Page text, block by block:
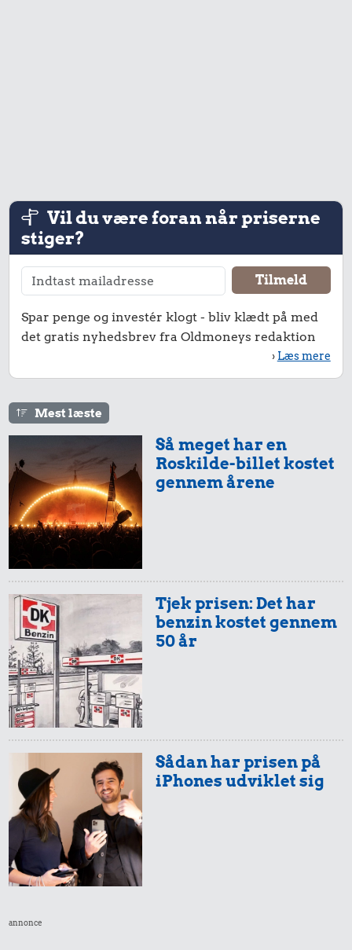
Vil du være foran når priserne
stiger?
Spar penge og investér klogt - bliv klædt på med
det gratis nyhedsbrev fra Oldmoneys redaktion
› Læs mere
Mest læste
Så meget har en
Roskilde-billet kostet
gennem årene
Tjek prisen: Det har
benzin kostet gennem
50 år
Sådan har prisen på
iPhones udviklet sig
annonce